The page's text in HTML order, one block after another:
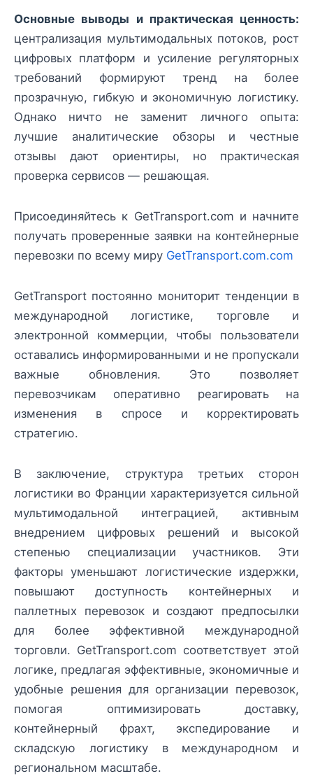
Основные выводы и практическая ценность:
централизация мультимодальных потоков, рост
цифровых платформ и усиление регуляторных
требований формируют тренд на более
прозрачную, гибкую и экономичную логистику.
Однако ничто не заменит личного опыта:
лучшие аналитические обзоры и честные
отзывы дают ориентиры, но практическая
проверка сервисов — решающая.
Присоединяйтесь к GetTransport.com и начните
получать проверенные заявки на контейнерные
перевозки по всему миру GetTransport.com.com
GetTransport постоянно мониторит тенденции в
международной логистике, торговле и
электронной коммерции, чтобы пользователи
оставались информированными и не пропускали
важные обновления. Это позволяет
перевозчикам оперативно реагировать на
изменения в спросе и корректировать
стратегию.
В заключение, структура третьих сторон
логистики во Франции характеризуется сильной
мультимодальной интеграцией, активным
внедрением цифровых решений и высокой
степенью специализации участников. Эти
факторы уменьшают логистические издержки,
повышают доступность контейнерных и
паллетных перевозок и создают предпосылки
для более эффективной международной
торговли. GetTransport.com соответствует этой
логике, предлагая эффективные, экономичные и
удобные решения для организации перевозок,
помогая оптимизировать доставку,
контейнерный фрахт, экспедирование и
складскую логистику в международном и
региональном масштабе.